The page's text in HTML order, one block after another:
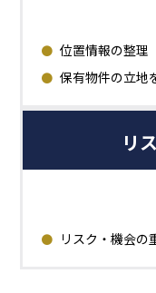
位置情報の整理
保有物件の立地
リ
リスク・機会の